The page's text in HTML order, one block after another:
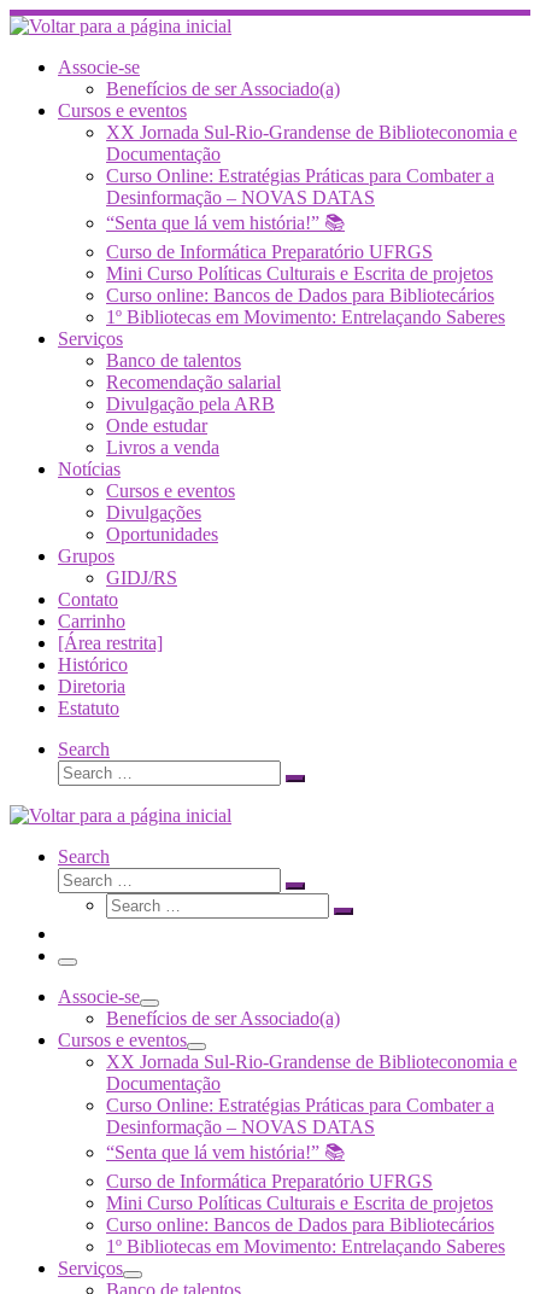
Skip
to
contentAssocie-se
Benefícios de ser Associado(a)
Cursos e eventos
XX Jornada Sul-Rio-Grandense de Biblioteconomia e
Documentação
Curso Online: Estratégias Práticas para Combater a
Desinformação – NOVAS DATAS
“Senta que lá vem história!” 📚
Curso de Informática Preparatório UFRGS
Mini Curso Políticas Culturais e Escrita de projetos
Curso online: Bancos de Dados para Bibliotecários
1º Bibliotecas em Movimento: Entrelaçando Saberes
Serviços
Banco de talentos
Recomendação salarial
Divulgação pela ARB
Onde estudar
Livros a venda
Notícias
Cursos e eventos
Divulgações
Oportunidades
Grupos
GIDJ/RS
Contato
Carrinho
[Área restrita]
Histórico
Diretoria
Estatuto
Search
Search
Search
Search
Search
Search
Search
Search
Menu
Associe-se
Benefícios de ser Associado(a)
Cursos e eventos
XX Jornada Sul-Rio-Grandense de Biblioteconomia e
Documentação
Curso Online: Estratégias Práticas para Combater a
Desinformação – NOVAS DATAS
“Senta que lá vem história!” 📚
Curso de Informática Preparatório UFRGS
Mini Curso Políticas Culturais e Escrita de projetos
Curso online: Bancos de Dados para Bibliotecários
1º Bibliotecas em Movimento: Entrelaçando Saberes
Serviços